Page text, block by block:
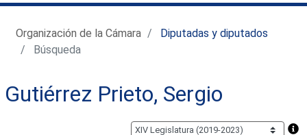
Organización de la Cámara
Diputadas y diputados
Búsqueda
Gutiérrez Prieto, Sergio